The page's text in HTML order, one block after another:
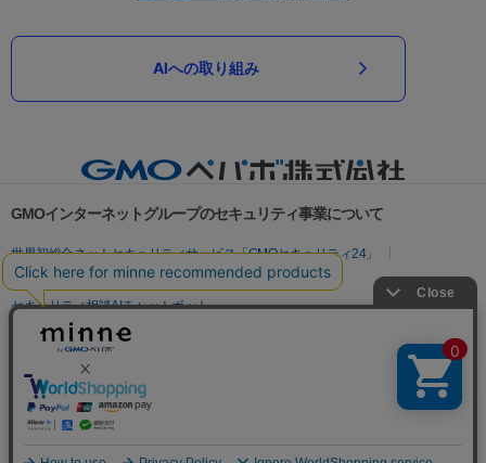
AIへの取り組み
GMOインターネットグループのセキュリティ事業について
世界初総合ネットセキュリティサービス「GMOセキュリティ24」
パスワード漏洩診断
Webサイトリスク診断
セキュリティ相談AIチャットボット
実在証明・盗聴対策
サイバー攻撃対策（GMO Flatt Security）
セキュリティ事業の軌跡